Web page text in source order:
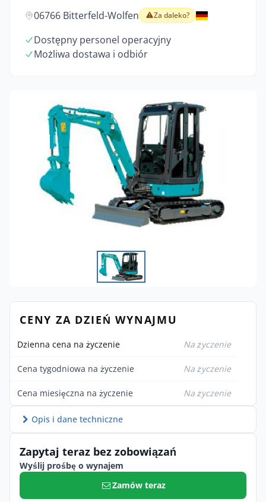
06766 Bitterfeld-Wolfen Za daleko?
Dostępny personel operacyjny
Możliwa dostawa i odbiór
CENY ZA DZIEŃ WYNAJMU
Dzienna cena na życzenie Na życzenie
Cena tygodniowa na życzenie Na życzenie
Cena miesięczna na życzenie Na życzenie
Opis i dane techniczne
Zapytaj teraz bez zobowiązań
Wyślij prośbę o wynajem
Zamów teraz